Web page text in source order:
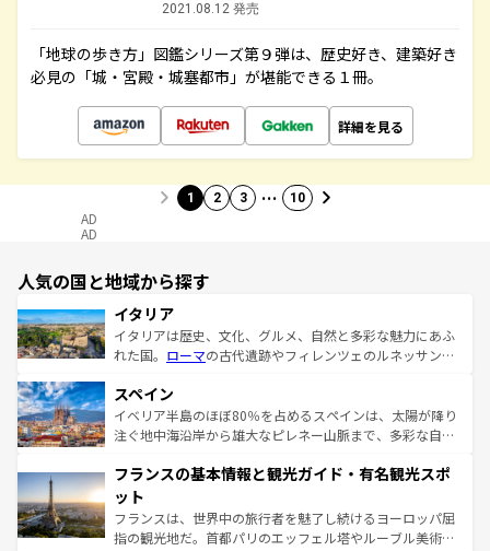
2021.08.12 発売
「地球の歩き方」図鑑シリーズ第９弾は、歴史好き、建築好き
必見の「城・宮殿・城塞都市」が堪能できる１冊。
詳細を見る
1 2 3 … 10
AD
AD
人気の国と地域から探す
イタリア
イタリアは歴史、文化、グルメ、自然と多彩な魅力にあふ
れた国。 ローマの古代遺跡やフィレンツェのルネッサンス
ろん、トスカーナの美しい田園風景やアマルフィ海岸の絶
景など、自然景観も見逃せない。観光の合間には、本場の
ピザやパスタなど、絶品のイタリア料理を堪能することも
ませてくれるイタリアで、忘れられない旅をしてみよう！
なお、新着のイタリア情報は
しい。
スペイン
イベリア半島のほぼ80％を占めるスペインは、太陽が降り
注ぐ地中海沿岸から雄大なピレネー山脈まで、多彩な自然
文化が根付くこの国では、情熱的なフラメンコ、熱気あふ
れる闘牛、そして美味しいタパスが生活の一部となってい
る。首都マドリードの洗練された雰囲気や、バルセロナの
アートに溢れた街角から、地方では古代ローマ遺跡や中世
フランスの基本情報と観光ガイド・有名観光スポ
ット
フランスは、世界中の旅行者を魅了し続けるヨーロッパ屈
指の観光地だ。首都パリのエッフェル塔やルーブル美術館